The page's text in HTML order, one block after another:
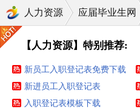
人力资源 应届毕业生网
【人力资源】特别推荐:
新员工入职登记表免费下载
新进员工入职登记表
入职登记表模板下载